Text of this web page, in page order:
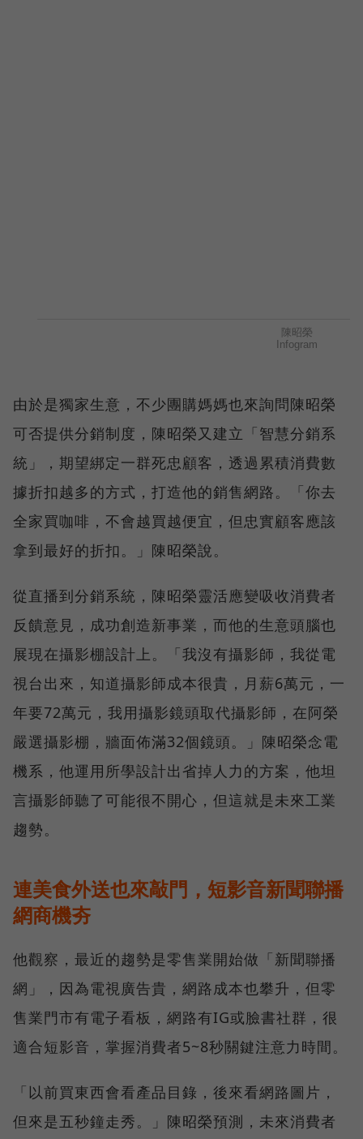
由於是獨家生意，不少團購媽媽也來詢問陳昭榮
可否提供分銷制度，陳昭榮又建立「智慧分銷系
統」，期望綁定一群死忠顧客，透過累積消費數
據折扣越多的方式，打造他的銷售網路。「你去
全家買咖啡，不會越買越便宜，但忠實顧客應該
拿到最好的折扣。」陳昭榮說。
從直播到分銷系統，陳昭榮靈活應變吸收消費者
反饋意見，成功創造新事業，而他的生意頭腦也
展現在攝影棚設計上。「我沒有攝影師，我從電
視台出來，知道攝影師成本很貴，月薪6萬元，一
年要72萬元，我用攝影鏡頭取代攝影師，在阿榮
嚴選攝影棚，牆面佈滿32個鏡頭。」陳昭榮念電
機系，他運用所學設計出省掉人力的方案，他坦
言攝影師聽了可能很不開心，但這就是未來工業
趨勢。
連美食外送也來敲門，短影音新聞聯播
網商機夯
他觀察，最近的趨勢是零售業開始做「新聞聯播
網」，因為電視廣告貴，網路成本也攀升，但零
售業門市有電子看板，網路有IG或臉書社群，很
適合短影音，掌握消費者5~8秒關鍵注意力時間。
「以前買東西會看產品目錄，後來看網路圖片，
但來是五秒鐘走秀。」陳昭榮預測，未來消費者